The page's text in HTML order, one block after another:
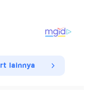
lainnya